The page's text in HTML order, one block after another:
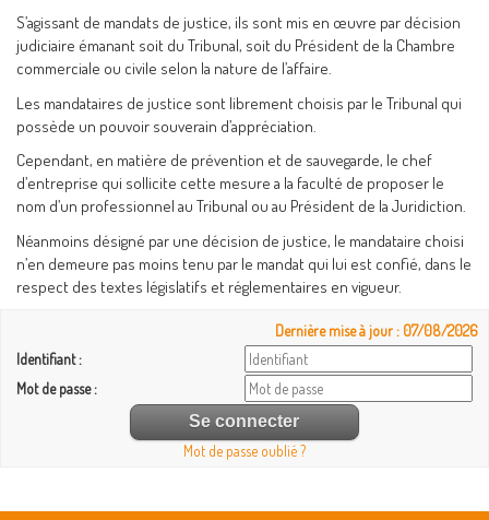
S’agissant de mandats de justice, ils sont mis en œuvre par décision
judiciaire émanant soit du Tribunal, soit du Président de la Chambre
commerciale ou civile selon la nature de l’affaire.
Les mandataires de justice sont librement choisis par le Tribunal qui
possède un pouvoir souverain d’appréciation.
Cependant, en matière de prévention et de sauvegarde, le chef
d’entreprise qui sollicite cette mesure a la faculté de proposer le
nom d’un professionnel au Tribunal ou au Président de la Juridiction.
Néanmoins désigné par une décision de justice, le mandataire choisi
n’en demeure pas moins tenu par le mandat qui lui est confié, dans le
respect des textes législatifs et réglementaires en vigueur.
Dernière mise à jour : 07/08/2026
Identifiant :
Mot de passe :
Mot de passe oublié ?